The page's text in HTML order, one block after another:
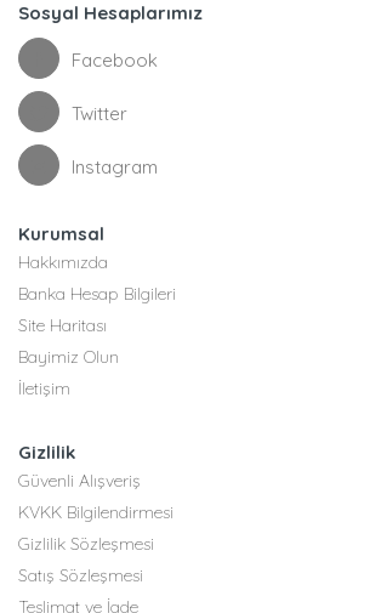
Sosyal Hesaplarımız
Facebook
Twitter
Instagram
Kurumsal
Hakkımızda
Banka Hesap Bilgileri
Site Haritası
Bayimiz Olun
İletişim
Gizlilik
Güvenli Alışveriş
KVKK Bilgilendirmesi
Gizlilik Sözleşmesi
Satış Sözleşmesi
Teslimat ve İade